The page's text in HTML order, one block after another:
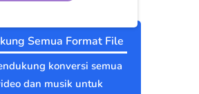
Semua Format File
konversi semua
dan musik untuk